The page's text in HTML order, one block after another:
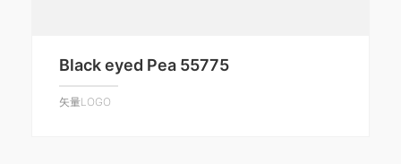
Black eyed Pea 55775
矢量LOGO